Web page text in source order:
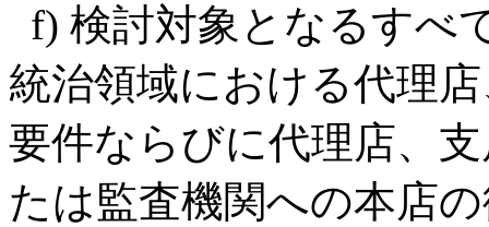
f) 検討対象となるすべ
統治領域における代理
要件ならびに代理店、
たは監査機関への本店